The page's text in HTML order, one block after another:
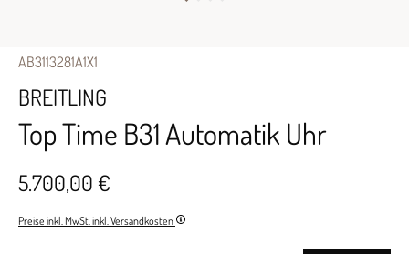
AB3113281A1X1
BREITLING
Top Time B31 Automatik Uhr
5.700,00 €
Preise inkl. MwSt. inkl. Versandkosten